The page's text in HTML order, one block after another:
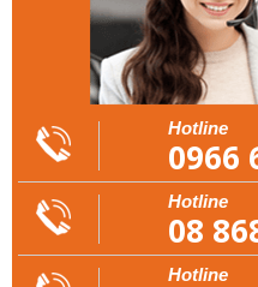
Hotline
0966
Hotline
08
Hotline